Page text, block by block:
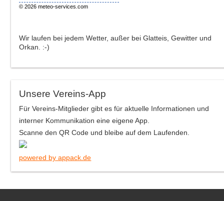
Wir laufen bei jedem Wetter, außer bei Glatteis, Gewitter und
Orkan. :-)
Unsere Vereins-App
Für Vereins-Mitglieder gibt es für aktuelle Informationen und
interner Kommunikation eine eigene App.
Scanne den QR Code und bleibe auf dem Laufenden.
powered by appack.de